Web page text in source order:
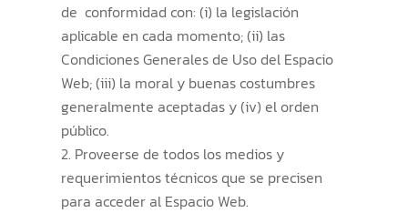
de conformidad con: (i) la legislación
aplicable en cada momento; (ii) las
Condiciones Generales de Uso del Espacio
Web; (iii) la moral y buenas costumbres
generalmente aceptadas y (iv) el orden
público.
Proveerse de todos los medios y
requerimientos técnicos que se precisen
para acceder al Espacio Web.